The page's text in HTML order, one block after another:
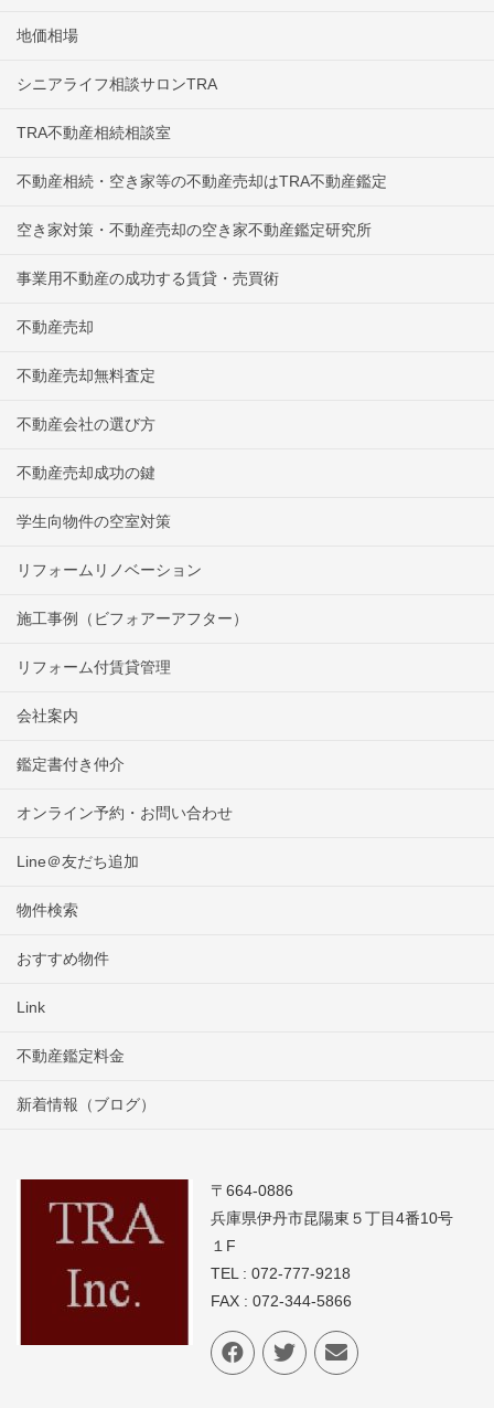
地価相場
シニアライフ相談サロンTRA
TRA不動産相続相談室
不動産相続・空き家等の不動産売却はTRA不動産鑑定
空き家対策・不動産売却の空き家不動産鑑定研究所
事業用不動産の成功する賃貸・売買術
不動産売却
不動産売却無料査定
不動産会社の選び方
不動産売却成功の鍵
学生向物件の空室対策
リフォームリノベーション
施工事例（ビフォアーアフター）
リフォーム付賃貸管理
会社案内
鑑定書付き仲介
オンライン予約・お問い合わせ
Line＠友だち追加
物件検索
おすすめ物件
Link
不動産鑑定料金
新着情報（ブログ）
〒664-0886
兵庫県伊丹市昆陽東５丁目4番10号
１F
TEL : 072-777-9218
FAX : 072-344-5866